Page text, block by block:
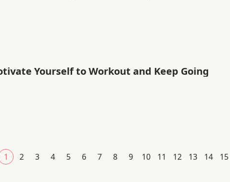
Yourself to Workout and Keep Going
1 2 3 4 5 6 7 8 9 10 11 12 13 14 15